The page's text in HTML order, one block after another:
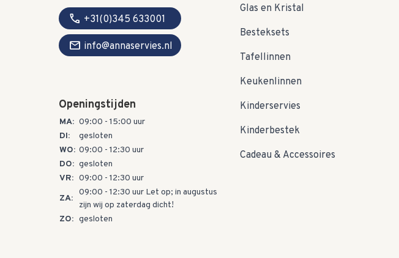
call +31(0)345 633001
mail info@annaservies.nl
Openingstijden
MA: 09:00 - 15:00 uur
DI:
gesloten
WO: 09:00 - 12:30 uur
DO: gesloten
VR: 09:00 - 12:30 uur
ZA:
09:00 - 12:30 uur Let op; in augustus
zijn wij op zaterdag dicht!
ZO: gesloten
Glas en Kristal
Besteksets
Tafellinnen
Keukenlinnen
Kinderservies
Kinderbestek
Cadeau & Accessoires